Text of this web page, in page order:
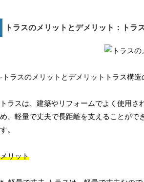
トラスのメリットとデメリット：トラ
-トラスのメリットとデメリットトラス構造
トラスは、建築やリフォームでよく使用
め、軽量で丈夫で長距離を支えることがで
す。
メリット